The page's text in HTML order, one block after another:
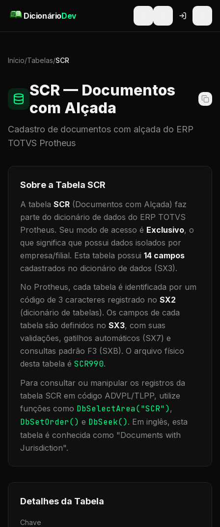
DicionárioDev
Início/Tabelas/SCR
SCR — Documentos
com Alçada
Cadastro de documentos com alçada do ERP
TOTVS Protheus
Sobre a Tabela SCR
A tabela SCR (Documentos com Alçada) faz
parte do dicionário de dados do ERP TOTVS
Protheus. Seu modo de acesso é Exclusivo, o
que significa que possui dados isolados por
empresa/filial. Esta tabela possui 14 campos
cadastrados no dicionário de dados (SX3).
No Protheus, cada tabela é identificada por um
código de 3 caracteres registrado no SX2
(dicionário de tabelas). Os campos de cada
tabela são definidos no SX3, com suas
validações, gatilhos automáticos (SX7) e
consultas padrão F3 (SXB). O arquivo físico
desta tabela é SCR990.
Para consultar ou manipular os registros da
tabela SCR em código ADVPL/TLPP, utilize
funções como DbSelectArea("SCR"),
DbSetOrder() e DbSeek(). Em inglês, esta
tabela é conhecida como "Documents with
Jurisdiction".
Detalhes da Tabela
Chave